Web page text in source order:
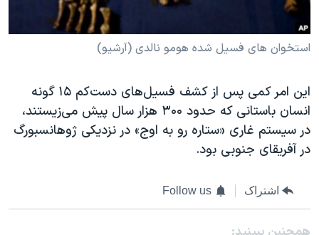
استخوان های فسیل شده هومو نالدی (آرشیو)
این امر کمی پس از کشف فسیل‌های دست‌کم ۱۵ گونه
انسان باستانی که حدود ۳۰۰ هزار سال پیش می‌زیستند،
در سیستم غاری «ستاره رو به اوج» در نزدیکی ژوهانسبورگ
در آفریقای جنوبی بود.
اشتراک Follow us